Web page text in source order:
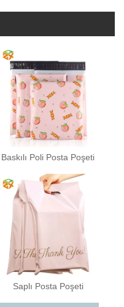
Baskılı Poli Posta Poşeti
Saplı Posta Poşeti